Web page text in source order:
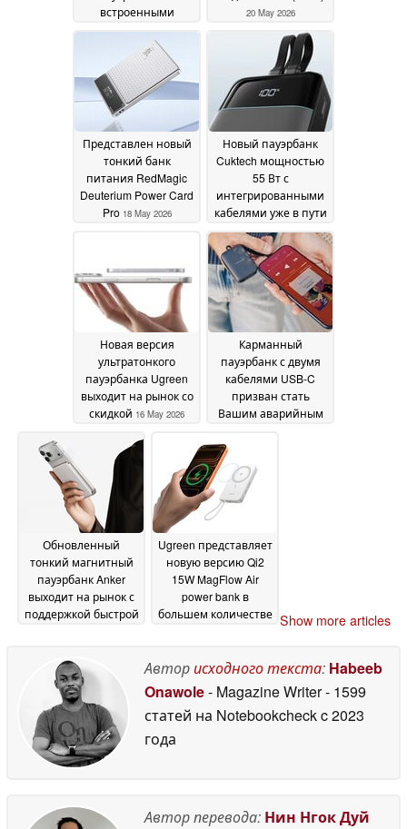
встроенными
кабелями02 June 2026
20 May 2026
Представлен новый
тонкий банк
питания RedMagic
Deuterium Power Card
Pro 18 May 2026
Новый пауэрбанк
Cuktech мощностью
55 Вт с
интегрированными
кабелями уже в пути
18 May 2026
Новая версия
ультратонкого
пауэрбанка Ugreen
выходит на рынок со
скидкой 16 May 2026
Карманный
пауэрбанк с двумя
кабелями USB-C
призван стать
Вашим аварийным
Обновленный
тонкий магнитный
пауэрбанк Anker
выходит на рынок с
поддержкой быстрой
Ugreen представляет
новую версию Qi2
15W MagFlow Air
power bank в
большем количестве Show more articles
Авторисходного текста: Habeeb
Onawole- Magazine Writer- 1599
статей на Notebookcheckc 2023
года
Автор перевода: Нин Нгок Дуй